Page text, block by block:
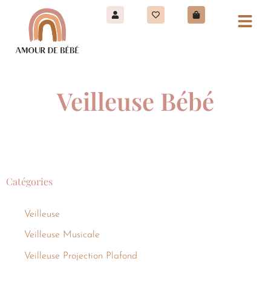
Veilleuse Bébé
Catégories
Veilleuse
Veilleuse Musicale
Veilleuse Projection Plafond